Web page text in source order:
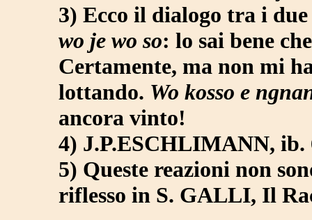
3) Ecco il dialogo tra i
wo je wo so: lo sai bene
Certamente, ma non mi
lottando. Wo kosso e
ancora vinto!
4) J.P.ESCHLIMANN, ib.
5) Queste reazioni non
riflesso in S. GALLI, Il